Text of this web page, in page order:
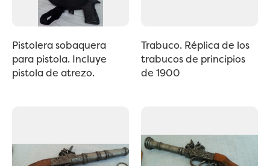
Pistolera sobaquera
para pistola. Incluye
pistola de atrezo.
Trabuco. Réplica de los
trabucos de principios
de 1900